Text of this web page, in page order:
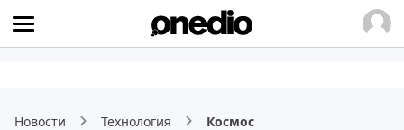
Новости Технология Космос